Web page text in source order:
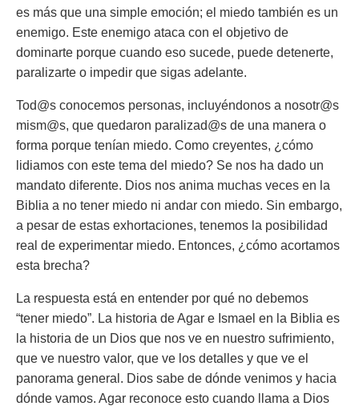
es más que una simple emoción; el miedo también es un
enemigo. Este enemigo ataca con el objetivo de
dominarte porque cuando eso sucede, puede detenerte,
paralizarte o impedir que sigas adelante.
Tod@s conocemos personas, incluyéndonos a nosotr@s
mism@s, que quedaron paralizad@s de una manera o
forma porque tenían miedo. Como creyentes, ¿cómo
lidiamos con este tema del miedo? Se nos ha dado un
mandato diferente. Dios nos anima muchas veces en la
Biblia a no tener miedo ni andar con miedo. Sin embargo,
a pesar de estas exhortaciones, tenemos la posibilidad
real de experimentar miedo. Entonces, ¿cómo acortamos
esta brecha?
La respuesta está en entender por qué no debemos
“tener miedo”. La historia de Agar e Ismael en la Biblia es
la historia de un Dios que nos ve en nuestro sufrimiento,
que ve nuestro valor, que ve los detalles y que ve el
panorama general. Dios sabe de dónde venimos y hacia
dónde vamos. Agar reconoce esto cuando llama a Dios